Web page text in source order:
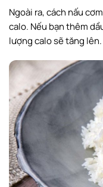
Ngoài ra, cách nấu
calo. Nếu bạn thêm
lượng calo sẽ tăng lên.